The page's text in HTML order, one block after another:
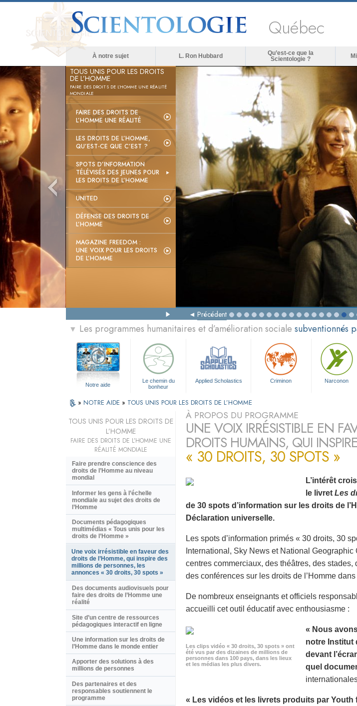
Québec
À notre sujet L. Ron Hubbard
Qu’est-ce que la
Scientologie ?
TOUS UNIS POUR LES DROITS
DE L’HOMME
FAIRE DES DROITS DE L’HOMME UNE RÉALITÉ
MONDIALE
FAIRE DES DROITS DE
L’HOMME UNE RÉALITÉ
LES DROITS DE L’HOMME,
QU’EST-CE QUE C’EST ?
SPOTS D’INFORMATION
TÉLÉVISÉS DES JEUNES POUR
LES DROITS DE L’HOMME
UNITED
DÉFENSE DES DROITS DE
L’HOMME
MAGAZINE FREEDOM :
UNE VOIX POUR LES DROITS
DE L’HOMME
Précédent
▼ Les programmes humanitaires et d’amélioration sociale subventionnés
Notre aide
Le chemin du
bonheur
Applied Scholastics Criminon Narconon
» NOTRE AIDE » TOUS UNIS POUR LES DROITS DE L’HOMME
À PROPOS DU PROGRAMME
UNE VOIX IRRÉSISTIBLE EN
DROITS HUMAINS, QUI
« 30 DROITS, 30 SPOTS »
L’intérêt
le livret Les
de 30 spots d’information sur les droits de
Déclaration universelle.
Les spots d’information primés « 30 droits, 30
International, Sky News et National
centres commerciaux, des théâtres, des
des conférences sur les droits de l’Homme
De nombreux enseignants et officiels
accueilli cet outil éducatif avec enthousiasme :
Les clips vidéo « 30 droits, 30 spots » ont
été vus par des dizaines de millions de
personnes dans 100 pays, dans les lieux
et les médias les plus divers.
« Nous
notre Institut
devant
quel
« Les vidéos et les livrets produits par
TOUS UNIS POUR LES DROITS DE
L’HOMME
FAIRE DES DROITS DE L’HOMME UNE
RÉALITÉ MONDIALE
Faire prendre conscience des
droits de l’Homme au niveau
mondial
Informer les gens à l’échelle
mondiale au sujet des droits de
l’Homme
Documents pédagogiques
multimédias « Tous unis pour les
droits de l’Homme »
Une voix irrésistible en faveur des
droits de l’Homme, qui inspire des
millions de personnes, les
annonces « 30 droits, 30 spots »
Des documents audiovisuels pour
faire des droits de l’Homme une
réalité
Site d’un centre de ressources
pédagogiques interactif en ligne
Une information sur les droits de
l’Homme dans le monde entier
Apporter des solutions à des
millions de personnes
Des partenaires et des
responsables soutiennent le
programme